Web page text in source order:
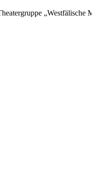
„Westfälische